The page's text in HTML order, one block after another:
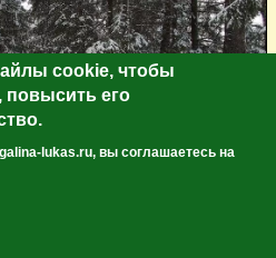
cookie, чтобы
повысить его
lukas.ru, вы соглашаетесь на